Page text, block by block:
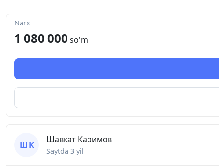
Narx
1 080 000 so'm
Ш К
Шавкат Каримов
Saytda 3 yil